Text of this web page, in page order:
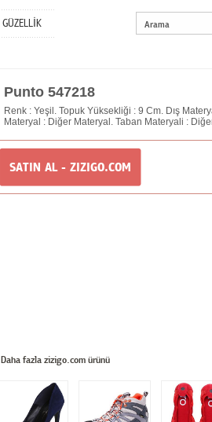
GÜZELLİK
Punto 547218
Renk : Yeşil. Topuk Yüksekliği : 9 Cm. Dış
Materyal : Diğer Materyal. Taban Materyali :
SATIN AL - ZIZIGO.COM
Daha fazla zizigo.com ürünü